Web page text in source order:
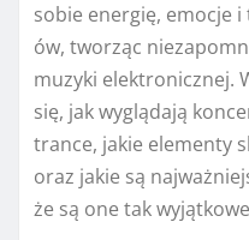
sobie energię, emocje
ów, tworząc
muzyki elektronicznej.
się, jak wyglądają
trance, jakie elementy
oraz jakie są
że są one tak